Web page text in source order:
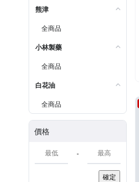
熊津
全商品
小林製藥
全商品
白花油
全商品
價格
-
確定